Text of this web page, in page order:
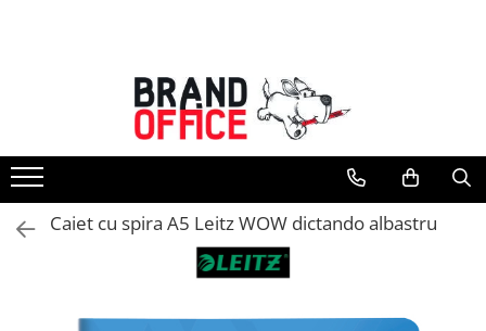
Unitate Protejata - PRODUCTIE
Hartie copiator si produse
tipografice
Produse consumabile din hartie
Detergenti si dezinfectanti
Caiet cu spira A5 Leitz WOW dictando albastru